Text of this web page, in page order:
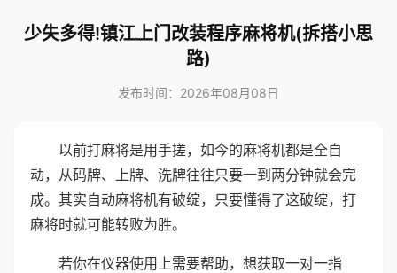
少失多得!镇江上门改装程序麻将机(拆搭小思
路)
发布时间：2026年08月08日
以前打麻将是用手搓，如今的麻将机都是全自
动，从码牌、上牌、洗牌往往只要一到两分钟就会完
成。其实自动麻将机有破绽，只要懂得了这破绽，打
麻将时就可能转败为胜。
若你在仪器使用上需要帮助，想获取一对一指